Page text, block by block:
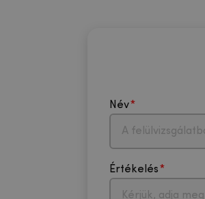
Név
Értékelés